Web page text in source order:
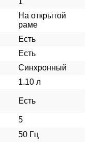
На открытой
раме
Есть
Есть
Синхронный
1.10 л
Есть
5
50 Гц